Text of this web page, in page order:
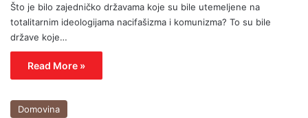
Što je bilo zajedničko državama koje su bile utemeljene na
totalitarnim ideologijama nacifašizma i komunizma? To su bile
države koje…
Read More »
Domovina